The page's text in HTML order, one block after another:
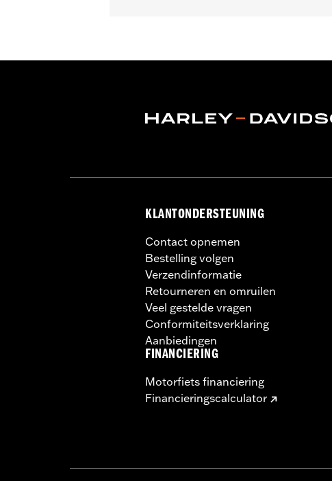
Installatie-instructies
KLANTONDERSTEUNING
Contact opnemen
Bestelling volgen
Verzendinformatie
Retourneren en omruilen
Veel gestelde vragen
Conformiteitsverklaring
Aanbiedingen
FINANCIERING
Motorfiets financiering
Financieringscalculator